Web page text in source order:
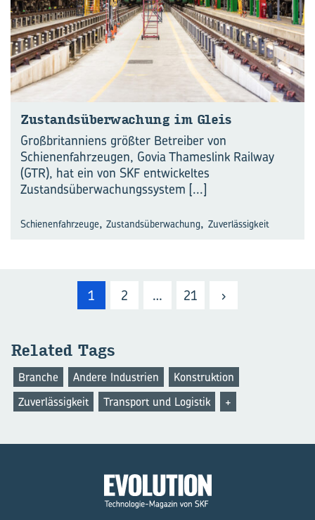
Zu­stands­über­wa­chung im Gleis
Großbritanniens größter Betreiber von
Schienenfahrzeugen, Govia Thameslink Railway
(GTR), hat ein von SKF entwickeltes
Zustandsüberwachungssystem [...]
Schienenfahrzeuge, Zustandsüberwachung, Zuverlässigkeit
1 2 … 21 ›
Re­la­ted Tags
+
Branche Andere Industrien
Konstruktion
Zuverlässigkeit
Transport und Logistik